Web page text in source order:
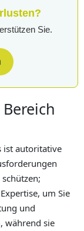
Sie.
ist autoritative
um Sie
und
während sie